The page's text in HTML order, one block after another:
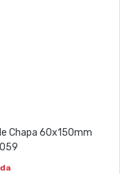
Chapa 60x150mm